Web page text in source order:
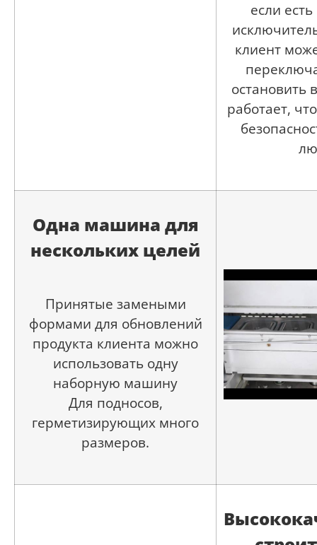
если
клиент
остановить
работает,
Одна машина для
нескольких целей
Принятые замеными
формами для обновлений
продукта клиента можно
использовать одну
наборную машину
Для подносов,
герметизирующих много
размеров.